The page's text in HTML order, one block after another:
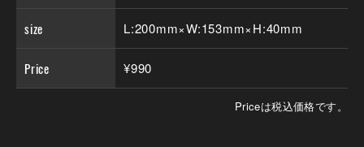
size L:200mm×W:153mm×H:40mm
Price ¥990
Priceは税込価格です。